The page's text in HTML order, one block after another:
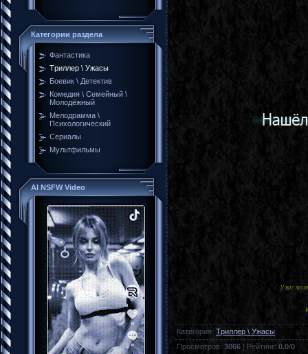
Категории раздела
Фантастика
Tриллер \ Ужасы
Боевик \ Детектив
Комедия \ Семейный \
Молодёжный
Мелодрамма \
Психологический
Сериалы
Мультфильмы
AI NSFW Video
У нас
Категория: Tриллер \ Ужасы
Просмотров: 3066 | Рейтинг: 0.0/0